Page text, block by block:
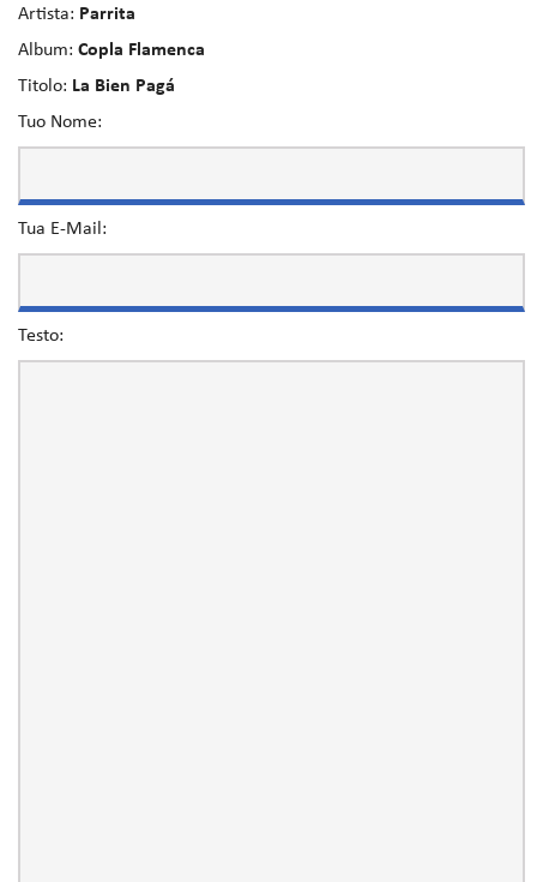
Artista: Parrita
Album: Copla Flamenca
Titolo: La Bien Pagá
Tuo Nome:
Tua E-Mail:
Testo: